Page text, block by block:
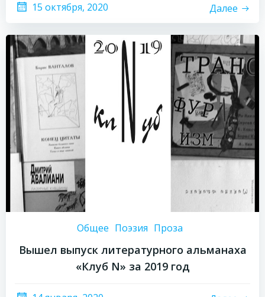
15 октября, 2020 Далее
Общее Поэзия Проза
Вышел выпуск литературного альманаха
«Клуб N» за 2019 год